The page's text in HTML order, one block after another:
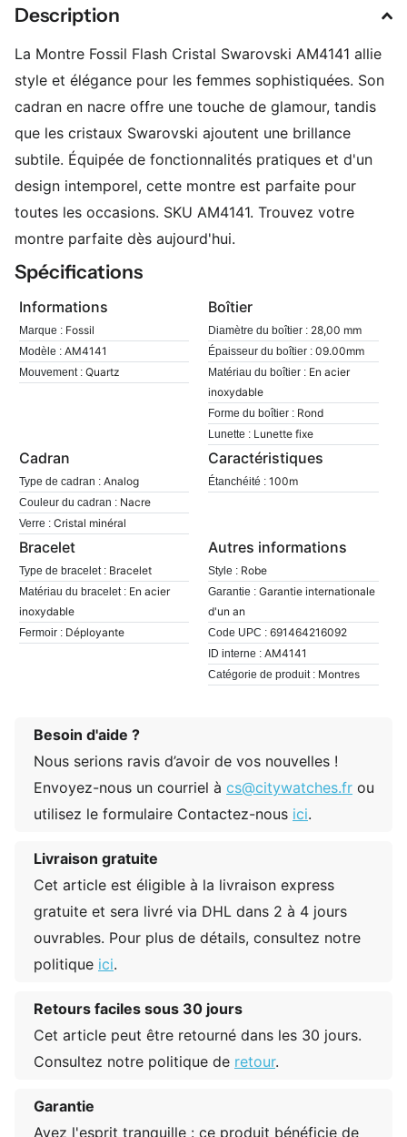
Description
La Montre Fossil Flash Cristal Swarovski AM4141 allie
style et élégance pour les femmes sophistiquées. Son
cadran en nacre offre une touche de glamour, tandis
que les cristaux Swarovski ajoutent une brillance
subtile. Équipée de fonctionnalités pratiques et d'un
design intemporel, cette montre est parfaite pour
toutes les occasions. SKU AM4141. Trouvez votre
montre parfaite dès aujourd'hui.
Spécifications
Informations
Marque : Fossil
Modèle : AM4141
Mouvement : Quartz
Boîtier
Diamètre du boîtier : 28,00 mm
Épaisseur du boîtier : 09.00mm
Matériau du boîtier : En acier
inoxydable
Forme du boîtier : Rond
Lunette : Lunette fixe
Cadran
Type de cadran : Analog
Couleur du cadran : Nacre
Verre : Cristal minéral
Caractéristiques
Étanchéité : 100m
Bracelet
Type de bracelet : Bracelet
Matériau du bracelet : En acier
inoxydable
Fermoir : Déployante
Autres informations
Style : Robe
Garantie : Garantie internationale
d'un an
Code UPC : 691464216092
ID interne : AM4141
Catégorie de produit : Montres
Besoin d'aide ?
Nous serions ravis d’avoir de vos nouvelles !
Envoyez-nous un courriel à cs@citywatches.fr ou
utilisez le formulaire Contactez-nous ici.
Livraison gratuite
Cet article est éligible à la livraison express
gratuite et sera livré via DHL dans 2 à 4 jours
ouvrables. Pour plus de détails, consultez notre
politique ici.
Retours faciles sous 30 jours
Cet article peut être retourné dans les 30 jours.
Consultez notre politique de retour.
Garantie
Ayez l'esprit tranquille : ce produit bénéficie de